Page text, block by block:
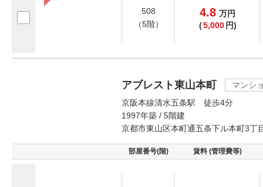
508
（5階）
4.8 万円
(5,000 円)
アブレスト東山本町
マンシ
京阪本線清水五条駅 徒歩4分
1997年築 / 5階建
京都市東山区本町通五条下ル本町3丁
部屋番号(階) 賃料 (管理費等)